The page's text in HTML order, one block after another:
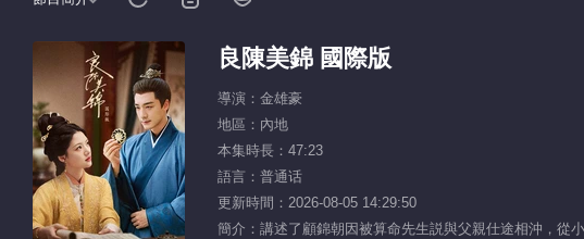
良陳美錦 國際版
導演：金雄豪
地區：內地
本集時長：47:23
語言：普通话
更新時間：2026-08-05 14:29:50
簡介：講述了顧錦朝因被算命先生説與父親仕途相沖，從